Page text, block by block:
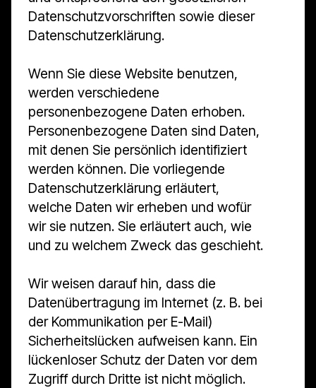
Datenschutzvorschriften sowie dieser
Datenschutzerklärung.
Wenn Sie diese Website benutzen,
werden verschiedene
personenbezogene Daten erhoben.
Personenbezogene Daten sind Daten,
mit denen Sie persönlich identifiziert
werden können. Die vorliegende
Datenschutzerklärung erläutert,
welche Daten wir erheben und wofür
wir sie nutzen. Sie erläutert auch, wie
und zu welchem Zweck das geschieht.
Wir weisen darauf hin, dass die
Datenübertragung im Internet (z. B. bei
der Kommunikation per E-Mail)
Sicherheitslücken aufweisen kann. Ein
lückenloser Schutz der Daten vor dem
Zugriff durch Dritte ist nicht möglich.